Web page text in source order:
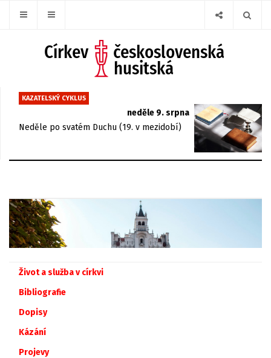
KAZATELSKÝ CYKLUS
neděle 9. srpna
Neděle po svatém Duchu (19. v mezidobí)
Život a služba v církvi
Bibliografie
Dopisy
Kázání
Projevy